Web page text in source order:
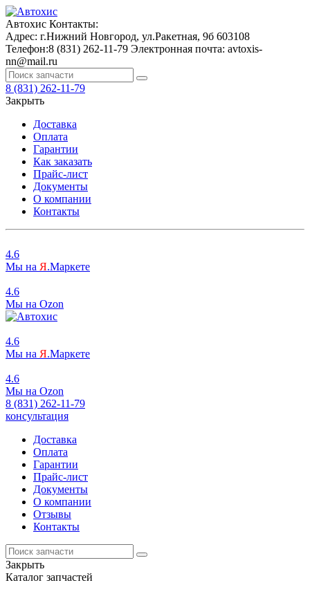
Автохис Контакты:
Адрес: г.Нижний Новгород, ул.Ракетная, 9б 603108
Телефон:8 (831) 262-11-79 Электронная почта: avtoxis-
nn@mail.ru
8 (831) 262-11-79
Закрыть
Доставка
Оплата
Гарантии
Как заказать
Прайс-лист
Документы
О компании
Контакты
4.6
Мы на Я.Маркете
4.6
Мы на Ozon
4.6
Мы на Я.Маркете
4.6
Мы на Ozon
8 (831) 262-11-79
консультация
Доставка
Оплата
Гарантии
Прайс-лист
Документы
О компании
Отзывы
Контакты
Закрыть
Каталог запчастей